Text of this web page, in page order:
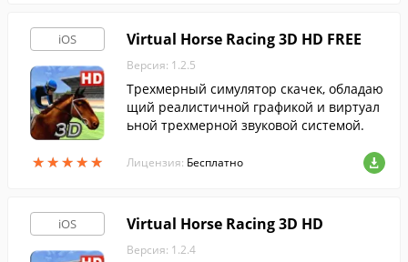
iOS
★★★★★
★★★★★
Virtual Horse Racing 3D HD FREE
Версия: 1.2.5
Трехмерный симулятор скачек, обладаю
щий реалистичной графикой и виртуал
ьной трехмерной звуковой системой.
Лицензия: Бесплатно
iOS Virtual Horse Racing 3D HD
Версия: 1.2.4